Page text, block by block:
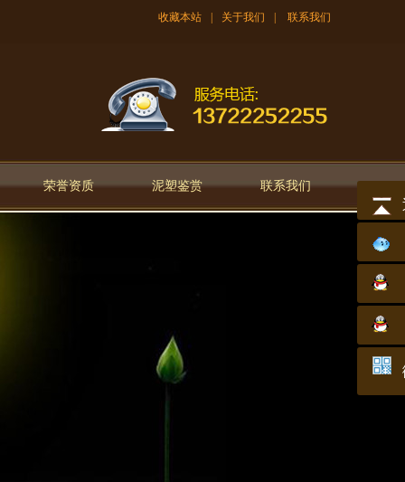
收藏本站 关于我们 联系我们
荣誉资质 泥塑鉴赏 联系我们